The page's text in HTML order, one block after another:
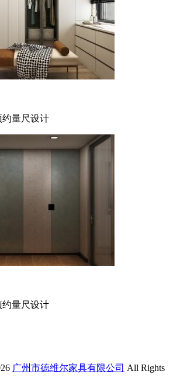
约量尺设计
约量尺设计
广州市德维尔家具有限公司 All Rights